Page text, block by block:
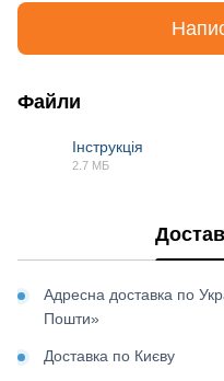
Файли
Інструкція
2.7 МБ
Адресна доставка по
Пошти»
Доставка по Києву